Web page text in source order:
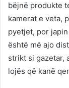
bëjnë produkte
kamerat e veta,
pyetjet, por
është më ajo
strikt si gazetar,
lojës që kanë